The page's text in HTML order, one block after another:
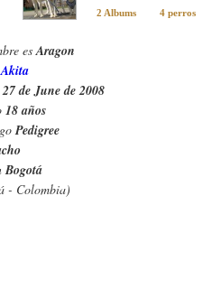
2 Albums
4 perros
esAragon
Akita
27 de June de 2008
18 años
Pedigree
Bogotá
- Colombia)